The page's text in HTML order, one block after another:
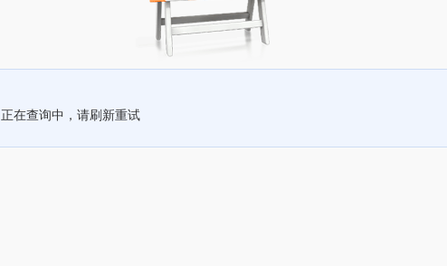
正在查询中，请刷新重试